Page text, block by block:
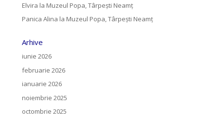
Elvira la Muzeul Popa, Târpeşti Neamţ
Panica Alina la Muzeul Popa, Târpeşti Neamţ
Arhive
iunie 2026
februarie 2026
ianuarie 2026
noiembrie 2025
octombrie 2025